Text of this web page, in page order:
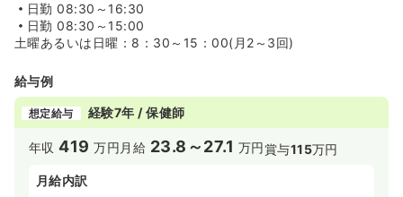
日勤 08:30～16:30
日勤 08:30～15:00
土曜あるいは日曜：8：30～15：00(月2～3回)
給与例
想定給与 経験7年 / 保健師
年収419 万円 月給 23.8～27.1 万円賞与115万円
月給内訳